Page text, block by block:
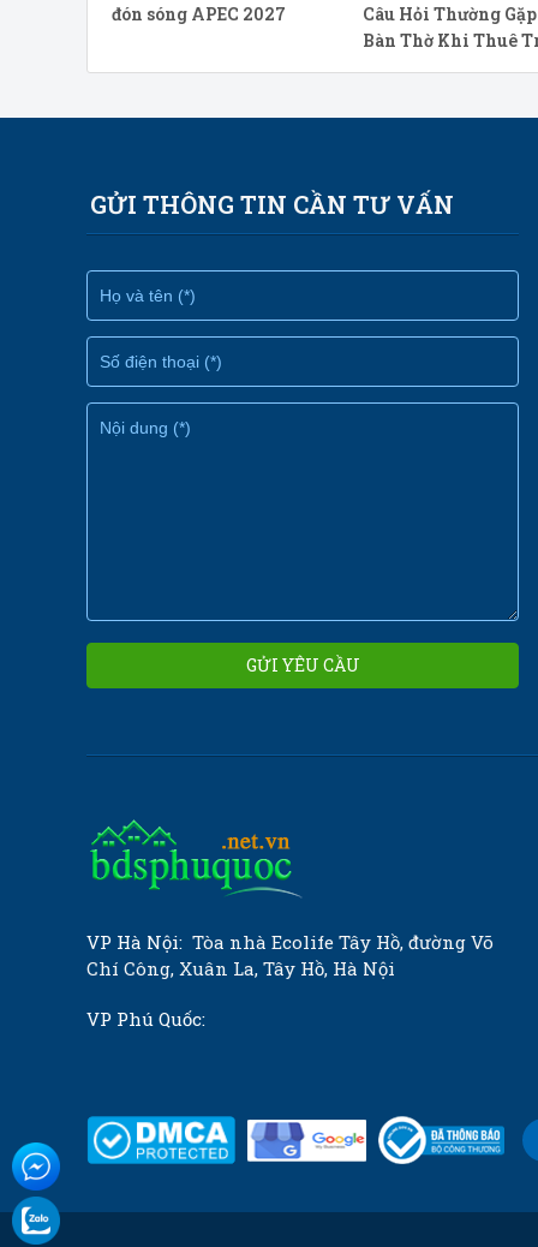
đón sóng APEC 2027
Câu Hỏi Thường
Bàn Thờ Khi Thuê
GỬI THÔNG TIN CẦN TƯ VẤN
VP Hà Nội: Tòa nhà Ecolife Tây Hồ, đường Võ
Chí Công, Xuân La, Tây Hồ, Hà Nội
VP Phú Quốc: